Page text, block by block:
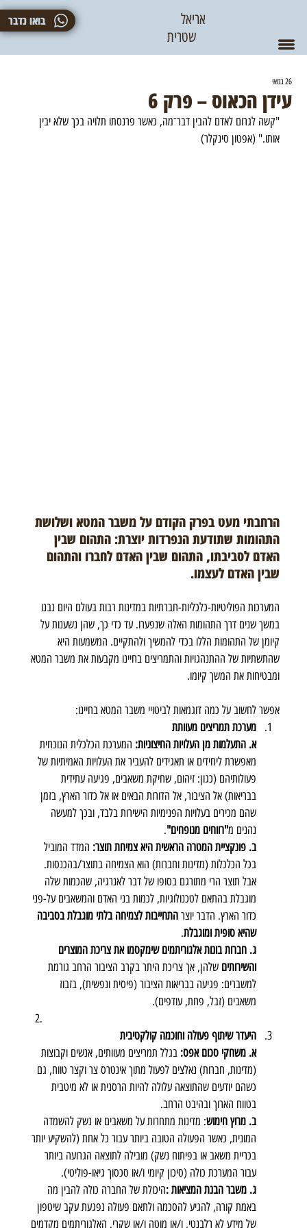
אריאל
שטרית
עידן הכאוס – פרק 6
26 במאי
"קשה לגרום לאדם להבין דבר־מה, כאשר פרנסתו תלויה בכך שלא יבין
אותו." (אפטון סינקלר)
הרחבתי מעט בפרק הקודם על משבר המטא ושלושת
התהומות שתודעת הנפרדות יוצרת: התהום שבין
האדם לסביבתו, התהום שבין האדם לחברו והתהום
שבין האדם לעצמו.
המערכות הפוליטיות-כלכליות-חברתיות במדינות רבות בעולם היום נבנו
במשך שנים דרך התהומות האלה שנפערו. עד כדי כך, שהן נשענות על
קיומן של התהומות הללו בכדי להמשיך ולהתקיים. המשמעות היא
שהתשתיות של ההתנהגויות והתמריצים בחיינו מקבעות את משבר המטא
ומבטיחות את המשך קיומו.
אפשר לחשוב על כמה דוגמאות לביטויי משבר המטא בחיינו:
מערכת תמריצים מעוותת
א. התעלמות מן העלויות החיצוניות: המערכת הכלכלית הנוכחית
מאפשרת ליחידים או תאגידים להעביר את העלויות האמיתיות של
פעולותיהם (כגון: זיהום, שחיקת משאבים, פגיעה עתידית
בבריאות) אל הציבור, אל הדורות הבאים או אל כדור הארץ, בזמן
שהם מכירים בעלויות הפנימיות הישירות בלבד, ובכך למעשה
נהנים מ"רווחים מנופחים".
ב. פונקציית המטרה הראשית היא צמיחת תוצר: המדד המוביל
בכל הכלכלות (מדינות וחברות) הוא הצמיחה בתוצר/בהכנסות.
אבל תוצר הרי מתורגם בסופו של דבר לאנרגיה, שהכמות שלה
מוגבלת בהתאם לטכנולוגיות, לכמות בני האדם והמשאבים על-פני
כדור הארץ. הדבר יוצר התחייבות לצמיחה בלתי מוגבלת בסביבה
שהיא סופית ומוגבלת.
ג. חברות בונות אלגוריתמים שימקסמו את צריכת המוצרים
והשירותים שלהן, אך צריכת היתר בקרב הציבור הרחב גורמת
למשברים: פגיעה בבריאות הציבור (פיסית ונפשית), בזבוז
משאבים (זבל, פחת, עודפים).
היעדר שיתוף פעולה וחוכמה קולקטיבית
א. משחקי סכום אפס: בגלל תמריצים מעוותים, אנשים וקבוצות
(מדינות, חברות) נאלצים לפעול מתוך אינטרס צר וקצר טווח, גם
כשהם יודעים שהתוצאה עלולה להיות הרסנית או לא מיטבית
בטווח הארוך ובהיבט הרחב.
ב. מרוץ חימוש: מדינות מתחרות על משאבים או נשק להשמדה
המונית, כאשר הפעולה הטובה ביותר עבור כל אחת (להשקיע יותר
בכריית משאב או בפיתוח נשק) מובילה לתוצאה הגרועה ביותר
עבור המערכת כולה (סיכון קיומי ו/או סכסוך גיאו-פוליטי).
ג. משבר הבנת המציאות :היכולת של החברה כולה להבין מה
באמת קורה, להגיע להסכמה ולתאם פעולה נפגעת עקב שיטפון
של מידע לא רלבנטי, ו/או מוטה ו/או שקרי. האלגוריתמים מקדמים
בואו נדבר